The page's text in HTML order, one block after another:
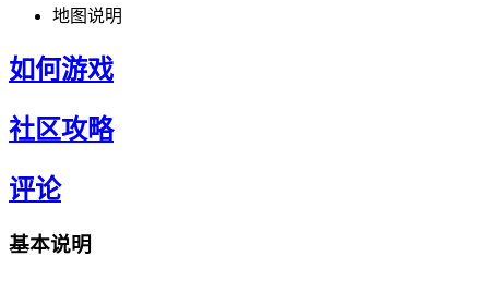
地图说明
如何游戏
社区攻略
评论
基本说明